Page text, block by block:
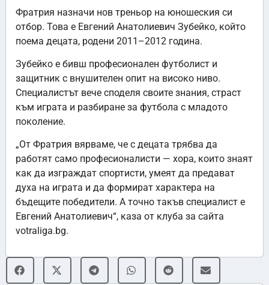
Фратрия назначи нов треньор на юношеския си
отбор. Това е Евгений Анатолиевич Зубейко, който
поема децата, родени 2011–2012 година.
Зубейко е бивш професионален футболист и
защитник с внушителен опит на високо ниво.
Специалистът вече споделя своите знания, страст
към играта и разбиране за футбола с младото
поколение.
„От Фратрия вярваме, че с децата трябва да
работят само професионалисти — хора, които знаят
как да изграждат спортисти, умеят да предават
духа на играта и да формират характера на
бъдещите победители. А точно такъв специалист е
Евгений Анатолиевич“, каза от клуба за сайта
votraliga.bg.